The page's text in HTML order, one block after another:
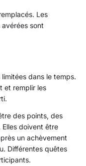
Les
sont
dans le temps.
et remplir les
des points, des
doivent être
un achèvement
Différentes quêtes